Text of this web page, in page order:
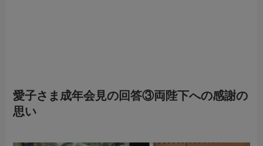
愛子さま成年会見の回答③両陛下への感謝の
思い